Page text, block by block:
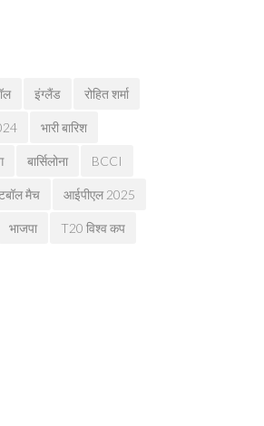
इंग्लैंड रोहित शर्मा
भारी बारिश
बार्सिलोना BCCI
मैच आईपीएल 2025
भाजपा T20 विश्व कप